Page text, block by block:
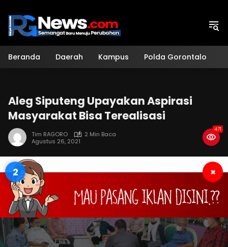
konten
Beranda Daerah Kampus Polda Gorontalo
Aleg Siputeng Upayakan Aspirasi
Masyarakat Bisa Terealisasi
Tim RAGORO
2 Min Baca
Agustus 26, 2021
471
1 ×